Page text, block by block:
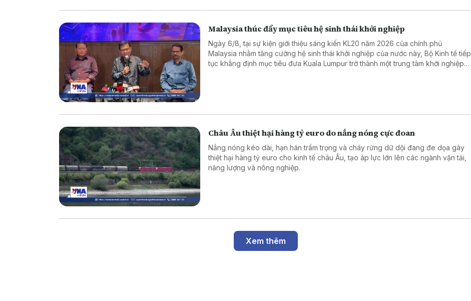
Malaysia thúc đẩy mục tiêu hệ sinh thái khởi nghiệp
Ngày 6/8, tại sự kiện giới thiệu sáng kiến KL20 năm 2026 của chính phủ
Malaysia nhằm tăng cường hệ sinh thái khởi nghiệp của nước này, Bộ Kinh tế tiếp
tục khẳng định mục tiêu đưa Kuala Lumpur trở thành một trung tâm khởi nghiệp
Châu Âu thiệt hại hàng tỷ euro do nắng nóng cực đoan
Nắng nóng kéo dài, hạn hán trầm trọng và cháy rừng dữ dội đang đe dọa gây
thiệt hại hàng tỷ euro cho kinh tế châu Âu, tạo áp lực lớn lên các ngành vận tải,
năng lượng và nông nghiệp.
Xem thêm